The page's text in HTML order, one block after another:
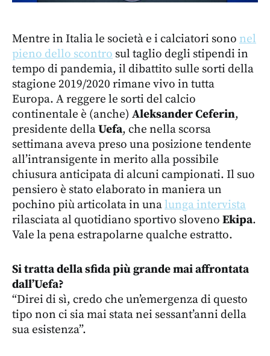
Mentre in Italia le società e i calciatori sono nel
pieno dello scontro sul taglio degli stipendi in
tempo di pandemia, il dibattito sulle sorti della
stagione 2019/2020 rimane vivo in tutta
Europa. A reggere le sorti del calcio
continentale è (anche) Aleksander Ceferin,
presidente dellaUefa, che nella scorsa
settimana aveva preso una posizione tendente
all’intransigente in merito alla possibile
chiusura anticipata di alcuni campionati. Il suo
pensiero è stato elaborato in maniera un
pochino più articolata in unalunga intervista
rilasciata al quotidiano sportivo sloveno Ekipa.
Vale la pena estrapolarne qualche estratto.
Si tratta della sfida più grande mai affrontata
dall’Uefa?
“Direi di sì, credo che un’emergenza di questo
tipo non ci sia mai stata nei sessant’anni della
sua esistenza”.